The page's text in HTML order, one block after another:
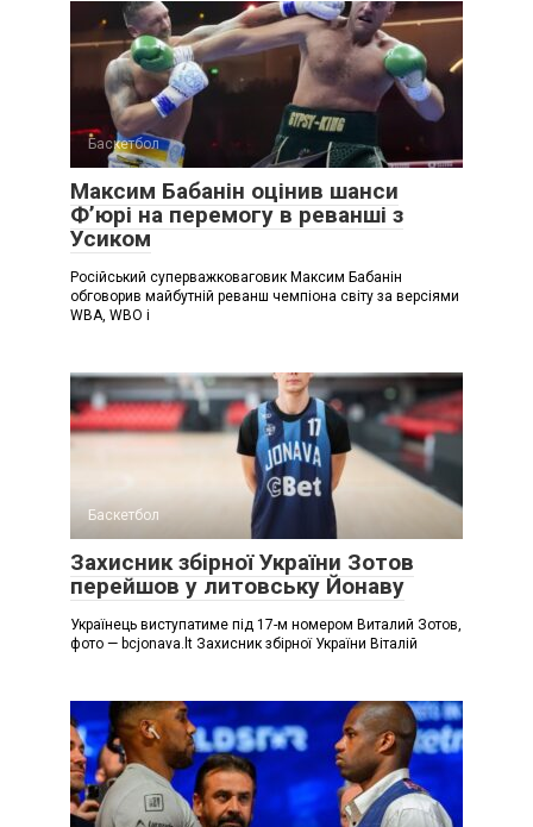
Баскетбол
Максим Бабанін оцінив шанси
Ф’юрі на перемогу в реванші з
Усиком
Російський суперважковаговик Максим Бабанін
обговорив майбутній реванш чемпіона світу за версіями
WBA, WBO і
Баскетбол
Захисник збірної України Зотов
перейшов у литовську Йонаву
Українець виступатиме під 17-м номером Виталий Зотов,
фото — bcjonava.lt Захисник збірної України Віталій